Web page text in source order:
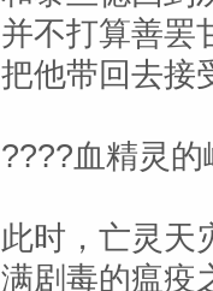
并不打算善罢
把他带回去接
????血精灵的
此时，亡灵天
满剧毒的瘟疫